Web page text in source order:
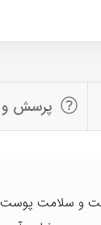
پرسش و
و سلامت